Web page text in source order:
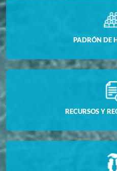
PADRÓN DE
RECURSOS Y